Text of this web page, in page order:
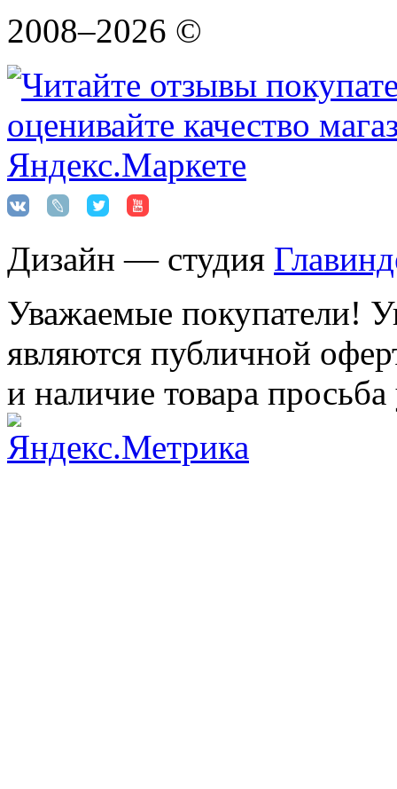
2008–2026 ©
Дизайн — студия
Уважаемые покупатели!
являются публичной
и наличие товара